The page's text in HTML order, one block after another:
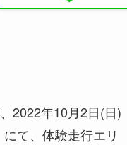
2022年10月2日(日)
て、体験走行エリ